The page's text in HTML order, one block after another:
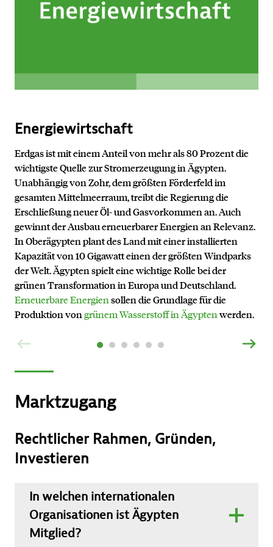
Energiewirtschaft
Erdgas ist mit einem Anteil von mehr als 80 Prozent die
wichtigste Quelle zur Stromerzeugung in Ägypten.
Unabhängig von Zohr, dem größten Förderfeld im
gesamten Mittelmeerraum, treibt die Regierung die
Erschließung neuer Öl- und Gasvorkommen an. Auch
gewinnt der Ausbau erneuerbarer Energien an Relevanz.
In Oberägypten plant des Land mit einer installierten
Kapazität von 10 Gigawatt einen der größten Windparks
der Welt. Ägypten spielt eine wichtige Rolle bei der
grünen Transformation in Europa und Deutschland.
Erneuerbare Energiensollen die Grundlage für die
Produktion vongrünem Wasserstoff in Ägyptenwerden.
VOR
Marktzugang
Rechtlicher Rahmen, Gründen,
Investieren
In welchen internationalen
Organisationen ist Ägypten
Mitglied?